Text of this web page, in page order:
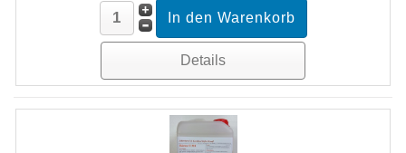
Details